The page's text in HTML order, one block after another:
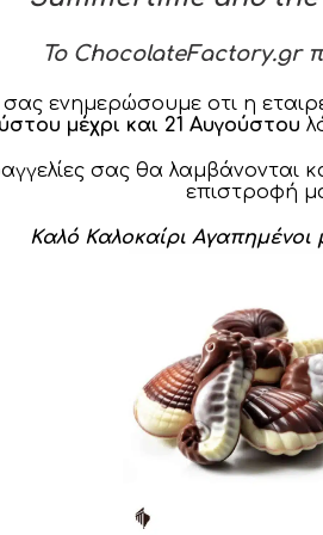
Σοκολάτας
Tiramisu
15.90€
Κουφέτα
Πολύχρωμα
15.90
Σοκολάτας
To ChocolateFactory.gr
ενημερώσουμε οτι η
μέχρι και 21 Αυγούστου
σας θα λαμβάνονται
επιστροφή
Καλό Καλοκαίρι